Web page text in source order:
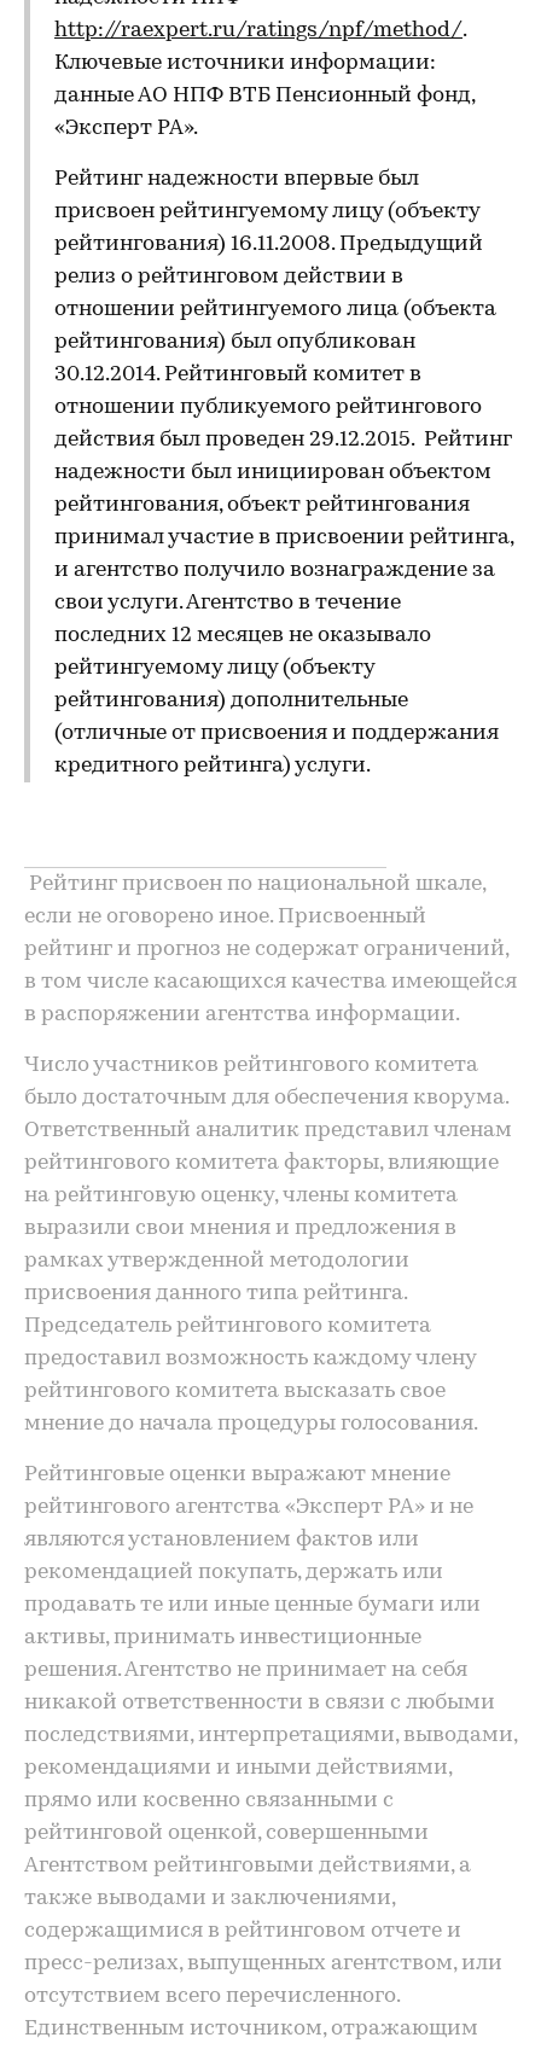
http://raexpert.ru/ratings/npf/method/.
Ключевые источники информации:
данные АО НПФ ВТБ Пенсионный фонд,
«Эксперт РА».
Рейтинг надежности впервые был
присвоен рейтингуемому лицу (объекту
рейтингования) 16.11.2008. Предыдущий
релиз о рейтинговом действии в
отношении рейтингуемого лица (объекта
рейтингования) был опубликован
30.12.2014. Рейтинговый комитет в
отношении публикуемого рейтингового
действия был проведен 29.12.2015. Рейтинг
надежности был инициирован объектом
рейтингования, объект рейтингования
принимал участие в присвоении рейтинга,
и агентство получило вознаграждение за
свои услуги. Агентство в течение
последних 12 месяцев не оказывало
рейтингуемому лицу (объекту
рейтингования) дополнительные
(отличные от присвоения и поддержания
кредитного рейтинга) услуги.
Рейтинг присвоен по национальной шкале,
если не оговорено иное. Присвоенный
рейтинг и прогноз не содержат ограничений,
в том числе касающихся качества имеющейся
в распоряжении агентства информации.
Число участников рейтингового комитета
было достаточным для обеспечения кворума.
Ответственный аналитик представил членам
рейтингового комитета факторы, влияющие
на рейтинговую оценку, члены комитета
выразили свои мнения и предложения в
рамках утвержденной методологии
присвоения данного типа рейтинга.
Председатель рейтингового комитета
предоставил возможность каждому члену
рейтингового комитета высказать свое
мнение до начала процедуры голосования.
Рейтинговые оценки выражают мнение
рейтингового агентства «Эксперт РА» и не
являются установлением фактов или
рекомендацией покупать, держать или
продавать те или иные ценные бумаги или
активы, принимать инвестиционные
решения. Агентство не принимает на себя
никакой ответственности в связи с любыми
последствиями, интерпретациями, выводами,
рекомендациями и иными действиями,
прямо или косвенно связанными с
рейтинговой оценкой, совершенными
Агентством рейтинговыми действиями, а
также выводами и заключениями,
содержащимися в рейтинговом отчете и
пресс-релизах, выпущенных агентством, или
отсутствием всего перечисленного.
Единственным источником, отражающим